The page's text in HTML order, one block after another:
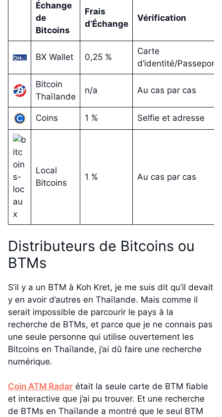
Échange
de
Bitcoins
Frais
d’Échange
Vérification
BX Wallet 0,25 %
Carte
d’identité/Passeport
Bitcoin
Thaïlande
n/a Au cas par cas
Coins 1 % Selfie et adresse
Local
Bitcoins
1 % Au cas par cas
Distributeurs de Bitcoins ou
BTMs
S’il y a un BTM à Koh Kret, je me suis dit qu’il devait
y en avoir d’autres en Thaïlande. Mais comme il
serait impossible de parcourir le pays à la
recherche de BTMs, et parce que je ne connais pas
une seule personne qui utilise ouvertement les
Bitcoins en Thaïlande, j’ai dû faire une recherche
numérique.
Coin ATM Radar était la seule carte de BTM fiable
et interactive que j’ai pu trouver. Et une recherche
de BTMs en Thaïlande a montré que le seul BTM